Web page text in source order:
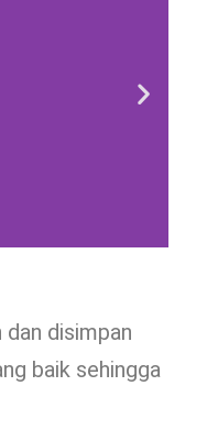
dan disimpan
baik sehingga